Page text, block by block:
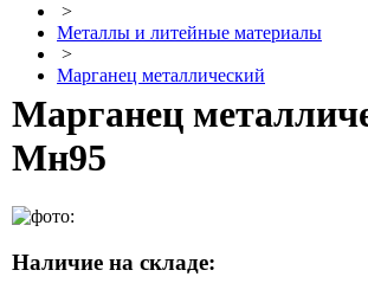
>
Металлы и литейные материалы
>
Марганец металлический
Марганец
Мн95
Наличие на складе: